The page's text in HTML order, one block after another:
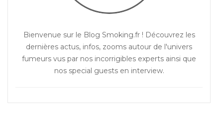
Bienvenue sur le Blog Smoking.fr ! Découvrez les
dernières actus, infos, zooms autour de l'univers
fumeurs vus par nos incorrigibles experts ainsi que
nos special guests en interview.